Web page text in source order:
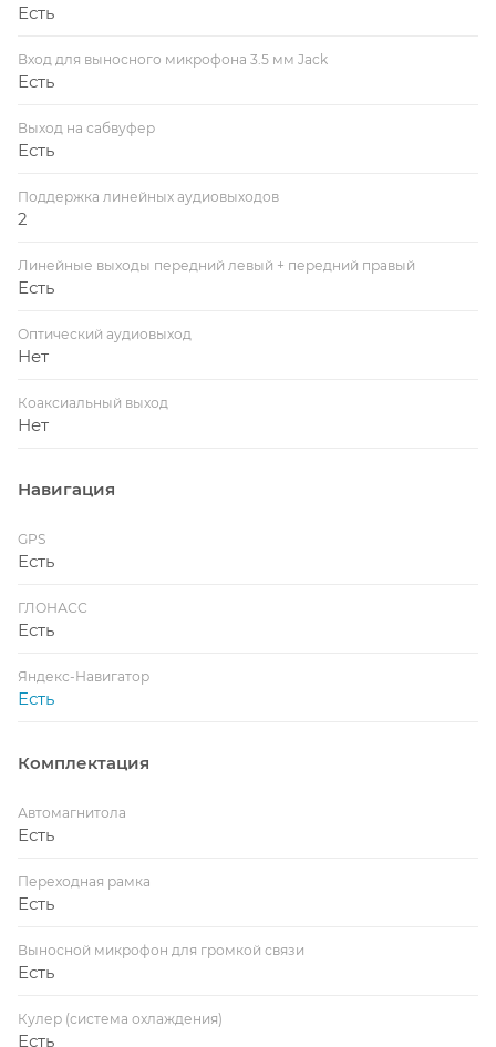
Есть
Вход для выносного микрофона 3.5 мм Jack
Есть
Выход на сабвуфер
Есть
Поддержка линейных аудиовыходов
2
Линейные выходы передний левый + передний правый
Есть
Оптический аудиовыход
Нет
Коаксиальный выход
Нет
Навигация
GPS
Есть
ГЛОНАСС
Есть
Яндекс-Навигатор
Есть
Комплектация
Автомагнитола
Есть
Переходная рамка
Есть
Выносной микрофон для громкой связи
Есть
Кулер (система охлаждения)
Есть